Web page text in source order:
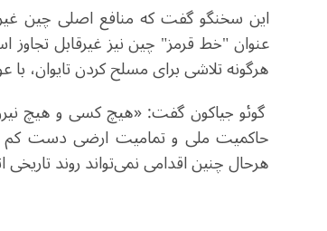
این سخنگو گفت که منافع اصلی چین
عنوان "خط قرمز" چین نیز غیرقابل تجاوز
هرگونه تلاشی برای مسلح کردن تایوان،
گوئو جیاکون گفت: «هیچ کسی و هیچ
حاکمیت ملی و تمامیت ارضی دست کم
هرحال چنین اقدامی نمی‌تواند روند